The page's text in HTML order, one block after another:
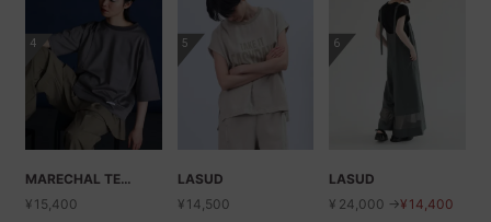
4
MARECHAL TERRE
¥15,400
5
LASUD
¥14,500
6
LASUD
¥24,000 →¥14,400